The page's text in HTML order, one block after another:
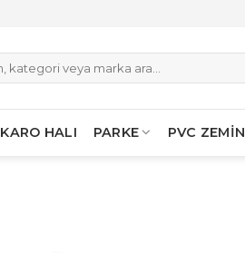
KARO HALI PARKE PVC ZEMİN